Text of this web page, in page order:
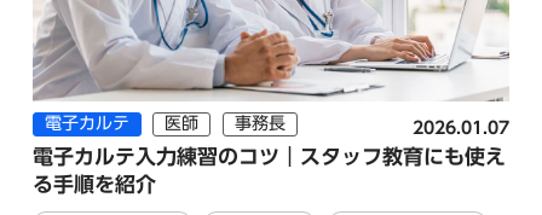
電子カルテ 医師 事務長 2026.01.07
電子カルテ入力練習のコツ｜スタッフ教育にも使え
る手順を紹介